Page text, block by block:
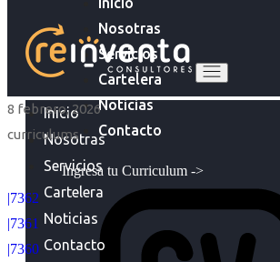
Nosotras
Servicios
Cartelera
Noticias
Contacto
Ingresa tu Curriculum ->
Inicio
Nosotras
Servicios
Cartelera
Noticias
Contacto
8 febrero, 2026
curriculums
|7362
|7361
|7360